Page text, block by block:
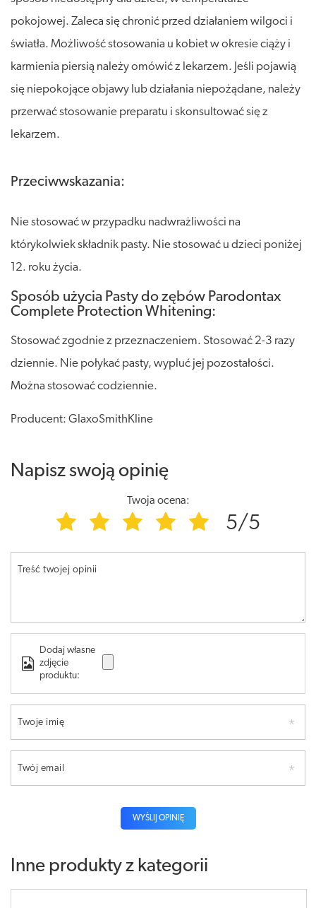
pokojowej. Zaleca się chronić przed działaniem wilgoci i
światła. Możliwość stosowania u kobiet w okresie ciąży i
karmienia piersią należy omówić z lekarzem. Jeśli pojawią
się niepokojące objawy lub działania niepożądane, należy
przerwać stosowanie preparatu i skonsultować się z
lekarzem.
Przeciwwskazania:
Nie stosować w przypadku nadwrażliwości na
którykolwiek składnik pasty. Nie stosować u dzieci poniżej
12. roku życia.
Sposób użycia Pasty do zębów Parodontax
Complete Protection Whitening:
Stosować zgodnie z przeznaczeniem. Stosować 2-3 razy
dziennie. Nie połykać pasty, wypluć jej pozostałości.
Można stosować codziennie.
Producent: GlaxoSmithKline
Napisz swoją opinię
Twoja ocena:
5/5
Treść twojej opinii
Dodaj własne
zdjęcie
produktu:
Twoje imię
Twój email
WYŚLIJ OPINIĘ
Inne produkty z kategorii